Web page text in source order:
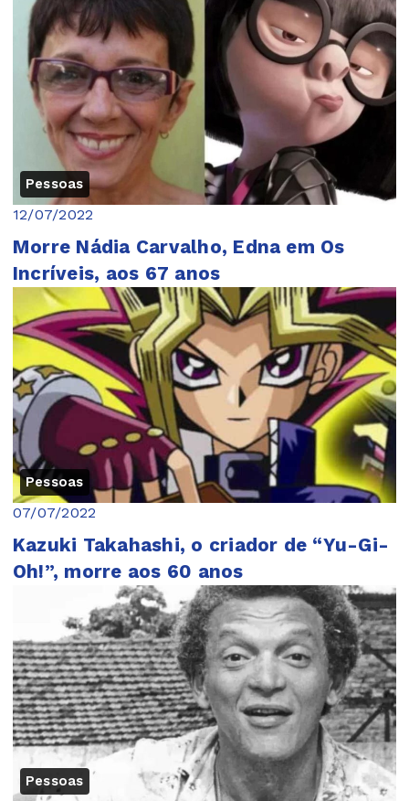
Pessoas
12/07/2022
Morre Nádia Carvalho, Edna em Os
Incríveis, aos 67 anos
Pessoas
07/07/2022
Kazuki Takahashi, o criador de “Yu-Gi-
Oh!”, morre aos 60 anos
Pessoas